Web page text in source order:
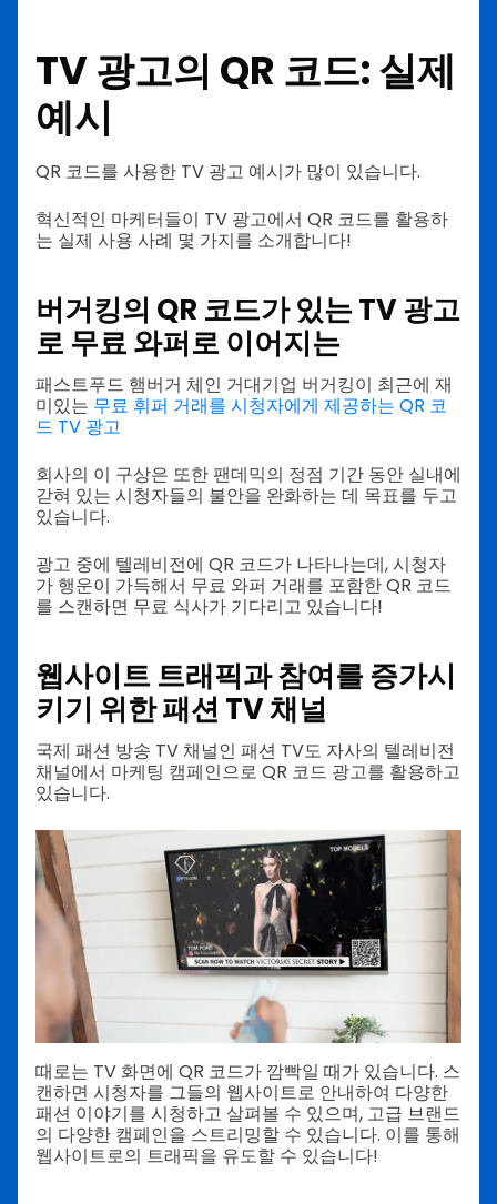
TV 광고의 QR 코드: 실제
예시
QR 코드를 사용한 TV 광고 예시가 많이 있습니다.
혁신적인 마케터들이 TV 광고에서 QR 코드를 활용하
는 실제 사용 사례 몇 가지를 소개합니다!
버거킹의 QR 코드가 있는 TV 광고
로 무료 와퍼로 이어지는
패스트푸드 햄버거 체인 거대기업 버거킹이 최근에 재
미있는 무료 휘퍼 거래를 시청자에게 제공하는 QR 코
드 TV 광고
회사의 이 구상은 또한 팬데믹의 정점 기간 동안 실내에
갇혀 있는 시청자들의 불안을 완화하는 데 목표를 두고
있습니다.
광고 중에 텔레비전에 QR 코드가 나타나는데, 시청자
가 행운이 가득해서 무료 와퍼 거래를 포함한 QR 코드
를 스캔하면 무료 식사가 기다리고 있습니다!
웹사이트 트래픽과 참여를 증가시
키기 위한 패션 TV 채널
국제 패션 방송 TV 채널인 패션 TV도 자사의 텔레비전
채널에서 마케팅 캠페인으로 QR 코드 광고를 활용하고
있습니다.
때로는 TV 화면에 QR 코드가 깜빡일 때가 있습니다. 스
캔하면 시청자를 그들의 웹사이트로 안내하여 다양한
패션 이야기를 시청하고 살펴볼 수 있으며, 고급 브랜드
의 다양한 캠페인을 스트리밍할 수 있습니다. 이를 통해
웹사이트로의 트래픽을 유도할 수 있습니다!